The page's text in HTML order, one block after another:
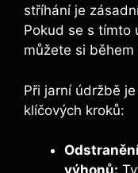
‍stříhání je
Pokud se s tímto
můžete si
Při jarní údržbě
klíčových ​kroků: